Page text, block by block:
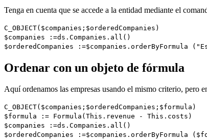
Tenga en cuenta que se accede a la entidad mediante el
C_OBJECT( $companies ; $orderedCompanies )
$companies :=ds . Companies . all()
$orderedCompanies :=$companies . orderByFormula
Ordenar con un objeto de fórmula
Aquí ordenamos las empresas usando el mismo criterio, pero
C_OBJECT( $companies ; $orderedCompanies ; $formula )
$formula := Formula ( This . revenue - This . costs )
$companies :=ds . Companies . all()
$orderedCompanies :=$companies . orderByFormula (